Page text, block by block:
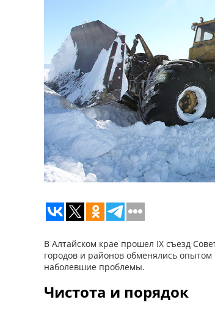
В Алтайском крае прошел IX съезд
городов и районов обменялись
наболевшие проблемы.
Чистота и порядок